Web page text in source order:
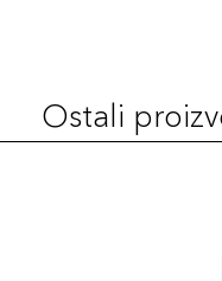
Ostali